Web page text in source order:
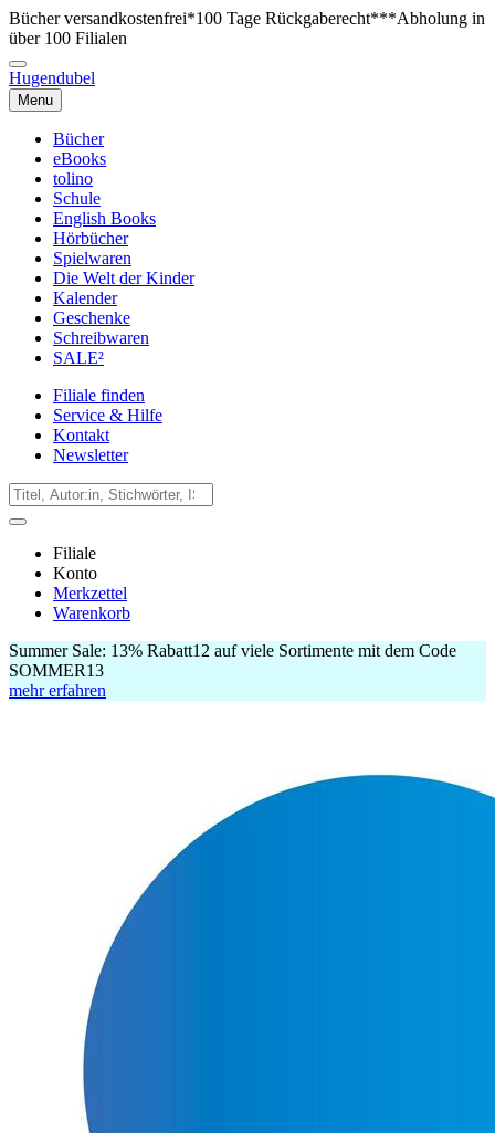
Bücher versandkostenfrei*100 Tage Rückgaberecht***Abholung in
über 100 Filialen
Hugendubel
Menu
Bücher
eBooks
tolino
Schule
English Books
Hörbücher
Spielwaren
Die Welt der Kinder
Kalender
Geschenke
Schreibwaren
SALE²
Filiale finden
Service & Hilfe
Kontakt
Newsletter
Filiale
Konto
Merkzettel
Warenkorb
Summer Sale: 13% Rabatt12 auf viele Sortimente mit dem Code
SOMMER13
mehr erfahren